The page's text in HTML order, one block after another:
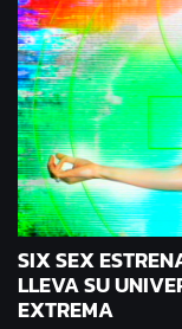
SIX SEX
LLEVA SU
EXTREMA